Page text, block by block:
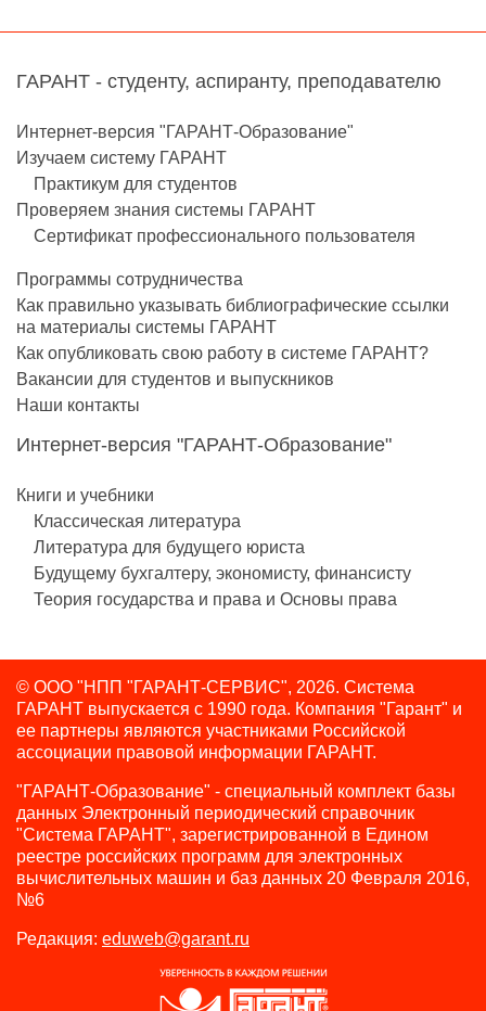
ГАРАНТ - студенту, аспиранту, преподавателю
Интернет-версия "ГАРАНТ-Образование"
Изучаем систему ГАРАНТ
Практикум для студентов
Проверяем знания системы ГАРАНТ
Сертификат профессионального пользователя
Программы сотрудничества
Как правильно указывать библиографические ссылки
на материалы системы ГАРАНТ
Как опубликовать свою работу в системе ГАРАНТ?
Вакансии для студентов и выпускников
Наши контакты
Интернет-версия "ГАРАНТ-Образование"
Книги и учебники
Классическая литература
Литература для будущего юриста
Будущему бухгалтеру, экономисту, финансисту
Теория государства и права и Основы права
© ООО "НПП "ГАРАНТ-СЕРВИС", 2026. Система
ГАРАНТ выпускается с 1990 года. Компания "Гарант" и
ее партнеры являются участниками Российской
ассоциации правовой информации ГАРАНТ.
"ГАРАНТ-Образование" - специальный комплект базы
данных Электронный периодический справочник
"Система ГАРАНТ", зарегистрированной в Едином
реестре российских программ для электронных
вычислительных машин и баз данных 20 Февраля 2016,
№6
Редакция: eduweb@garant.ru